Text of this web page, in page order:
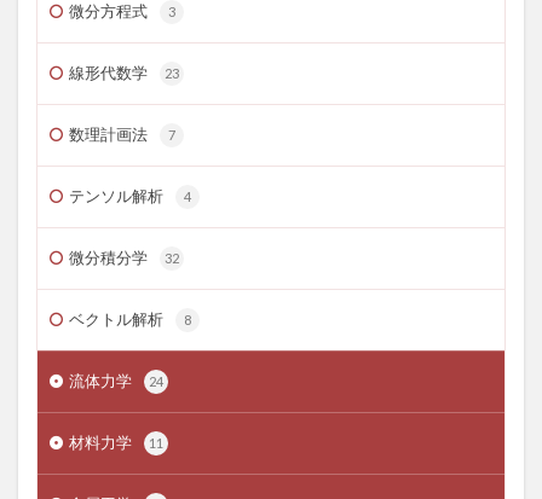
微分方程式 3
線形代数学 23
数理計画法 7
テンソル解析 4
微分積分学 32
ベクトル解析 8
流体力学 24
材料力学 11